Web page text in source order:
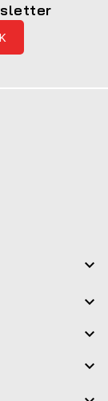



